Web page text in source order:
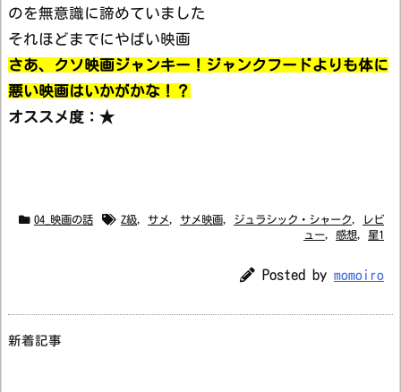
のを無意識に諦めていました
それほどまでにやばい映画
さあ、クソ映画ジャンキー！ジャンクフードよりも体に
悪い映画はいかがかな！？
オススメ度：★
04_映画の話 Z級, サメ, サメ映画, ジュラシック・シャーク,
レビ
ュー, 感想, 星1
Posted by momoiro
新着記事